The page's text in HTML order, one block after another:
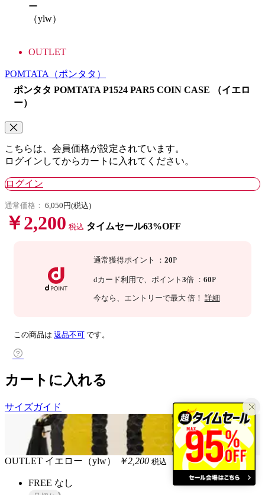
ー
（ylw）
OUTLET
POMTATA
（ポンタタ）
ポンタタ POMTATA P1524 PAR5 COIN CASE （イエロ
ー）
こちらは、会員価格が設定されています。
ログインしてからカートに入れてください。
ログイン
通常価格： 6,050円(税込)
￥2,200 税込 タイムセール63%OFF
通常獲得ポイント ： 20P
dカード利用で、 ポイント 3倍 ： 60P
今なら 、エントリーで最大 倍！ 詳細
この商品は 返品不可 です。
カートに入れる
サイズガイド
OUTLET イエロー（ylw） ￥2,200 税込
FREE なし